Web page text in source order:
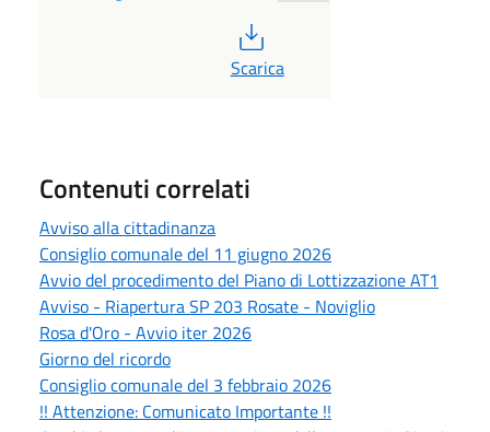
PDF
Scarica
Contenuti correlati
Avviso alla cittadinanza
Consiglio comunale del 11 giugno 2026
Avvio del procedimento del Piano di Lottizzazione AT1
Avviso - Riapertura SP 203 Rosate - Noviglio
Rosa d'Oro - Avvio iter 2026
Giorno del ricordo
Consiglio comunale del 3 febbraio 2026
!! Attenzione: Comunicato Importante !!